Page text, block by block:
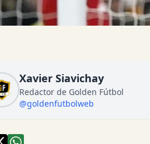
Xavier Siavichay
Redactor de Golden Fútbol
@goldenfutbolweb